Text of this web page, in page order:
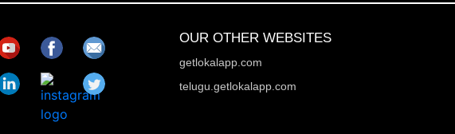
OUR OTHER WEBSITES
getlokalapp.com
telugu.getlokalapp.com